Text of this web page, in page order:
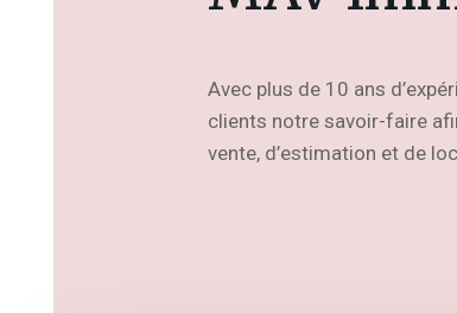
Avec plus de 10 ans
clients notre savoir-faire
vente, d’estimation et de